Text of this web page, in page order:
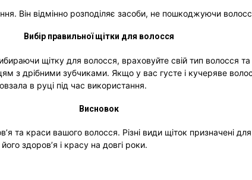
Він відмінно розподіляє засоби, не пошкоджуючи
Вибір правильної щітки для волосся
щітку для волосся, враховуйте свій тип волосся
з дрібними зубчиками. Якщо у вас густе і кучеряве
в руці під час використання.
Висновок
та краси вашого волосся. Різні види щіток призначені
здоров’я і красу на довгі роки.